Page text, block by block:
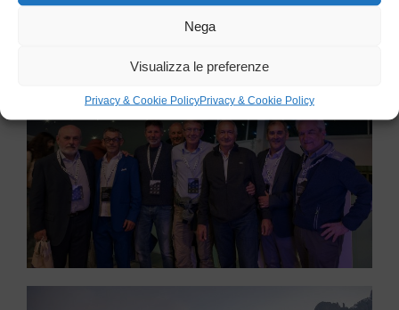
Nega
Visualizza le preferenze
Privacy & Cookie PolicyPrivacy & Cookie Policy